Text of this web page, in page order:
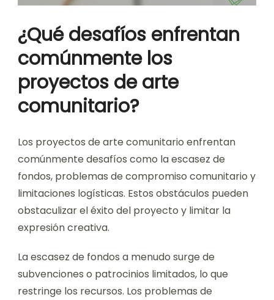
¿Qué desafíos enfrentan
comúnmente los
proyectos de arte
comunitario?
Los proyectos de arte comunitario enfrentan
comúnmente desafíos como la escasez de
fondos, problemas de compromiso comunitario y
limitaciones logísticas. Estos obstáculos pueden
obstaculizar el éxito del proyecto y limitar la
expresión creativa.
La escasez de fondos a menudo surge de
subvenciones o patrocinios limitados, lo que
restringe los recursos. Los problemas de